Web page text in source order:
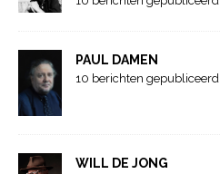
PAUL DAMEN
10 berichten gepubliceerd
WILL DE JONG